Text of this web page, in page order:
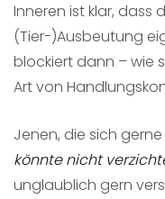
Inneren ist klar, dass
(Tier-)Ausbeutung
blockiert dann – wie
Art von
Jenen, die sich
könnte nicht
unglaublich gern